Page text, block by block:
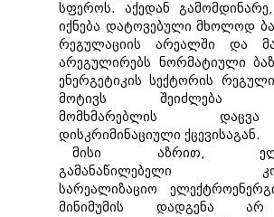
სფეროს. აქედან
იქნება დატოვებული მხოლოდ
რეგულაციის არეალში და
არეგულირებს ნორმატიული
ენერგეტიკის სექტორის
მოტივს შეიძლება
მომხმარებლის
დისკრიმინაციული ქცევისაგან.
მისი აზრით,
გამანაწილებელი
სარეალიზაციო
მინიმუმის დადგენა არ